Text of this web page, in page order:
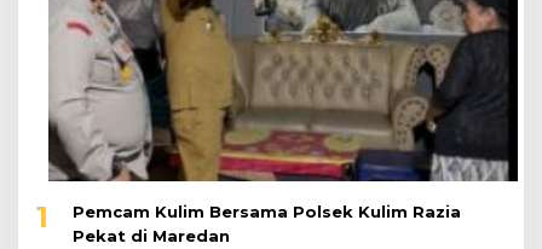
1
Pemcam Kulim Bersama Polsek Kulim Razia
Pekat di Maredan